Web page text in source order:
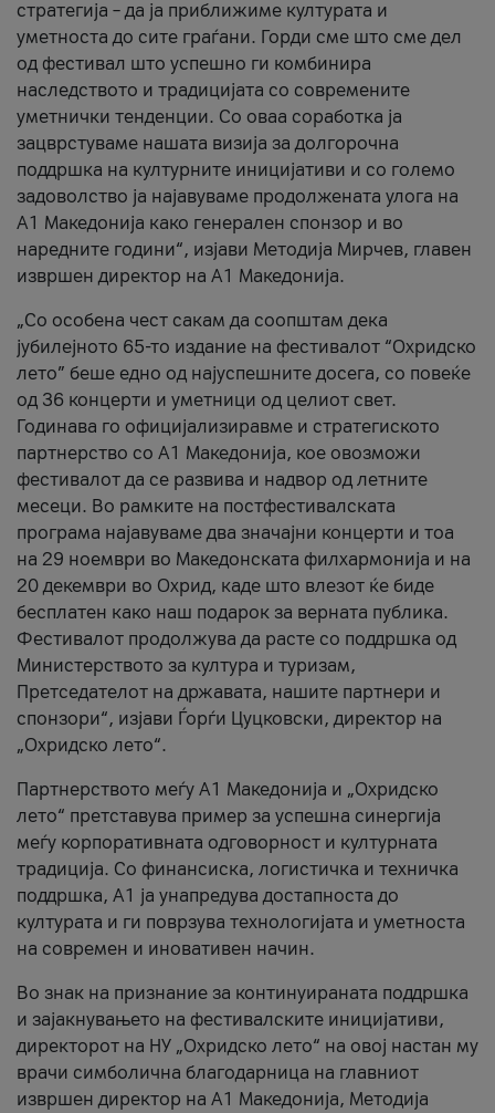
стратегија – да ја приближиме културата и
уметноста до сите граѓани. Горди сме што сме дел
од фестивал што успешно ги комбинира
наследството и традицијата со современите
уметнички тенденции. Со оваа соработка ја
зацврстуваме нашата визија за долгорочна
поддршка на културните иницијативи и со големо
задоволство ја најавуваме продолжената улога на
A1 Македонија како генерален спонзор и во
наредните години“, изјави Методија Мирчев, главен
извршен директор на A1 Македонија.
„Со особена чест сакам да соопштам дека
јубилејното 65-то издание на фестивалот “Охридско
лето” беше едно од најуспешните досега, со повеќе
од 36 концерти и уметници од целиот свет.
Годинава го официјализиравме и стратегиското
партнерство со А1 Македонија, кое овозможи
фестивалот да се развива и надвор од летните
месеци. Во рамките на постфестивалската
програма најавуваме два значајни концерти и тоа
на 29 ноември во Македонската филхармонија и на
20 декември во Охрид, каде што влезот ќе биде
бесплатен како наш подарок за верната публика.
Фестивалот продолжува да расте со поддршка од
Министерството за култура и туризам,
Претседателот на државата, нашите партнери и
спонзори“, изјави Ѓорѓи Цуцковски, директор на
„Охридско лето“.
Партнерството меѓу A1 Македонија и „Охридско
лето“ претставува пример за успешна синергија
меѓу корпоративната одговорност и културната
традиција. Со финансиска, логистичка и техничка
поддршка, A1 ја унапредува достапноста до
културата и ги поврзува технологијата и уметноста
на современ и иновативен начин.
Во знак на признание за континуираната поддршка
и зајакнувањето на фестивалските иницијативи,
директорот на НУ „Охридско лето“ на овој настан му
врачи симболична благодарница на главниот
извршен директор на A1 Македонија, Методија